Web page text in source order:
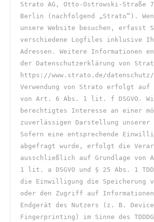
Strato AG, Otto-Ostrowski-Straße
Berlin (nachfolgend „Strato“).
unsere Website besuchen, erfasst
verschiedene Logfiles inklusive
Adressen. Weitere Informationen
der Datenschutzerklärung von
https://www.strato.de/
Verwendung von Strato erfolgt auf
von Art. 6 Abs. 1 lit. f DSGVO.
berechtigtes Interesse an einer
zuverlässigen Darstellung unserer
Sofern eine entsprechende
abgefragt wurde, erfolgt die
ausschließlich auf Grundlage von
1 lit. a DSGVO und § 25 Abs. 1
die Einwilligung die Speicherung
oder den Zugriff auf
Endgerät des Nutzers (z. B.
Fingerprinting) im Sinne des